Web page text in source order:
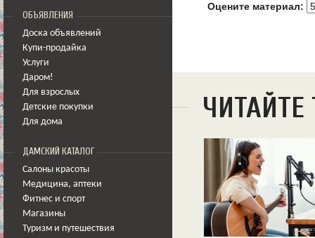
ОБЪЯВЛЕНИЯ
Доска объявлений
Купи-продайка
Услуги
Даром!
Для взрослых
Детские покупки
Для дома
ДАМСКИЙ КАТАЛОГ
Салоны красоты
Медицина, аптеки
Фитнес и спорт
Магазины
Туризм и путешествия
Оцените материал: